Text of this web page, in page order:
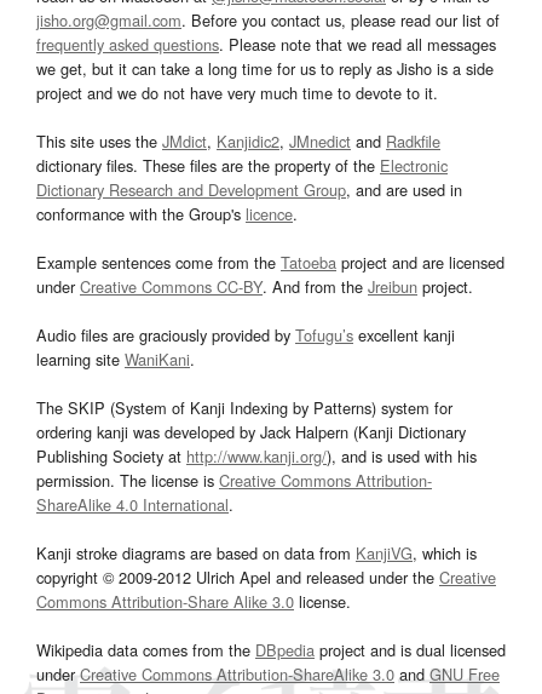
jisho.org@gmail.com. Before you contact us, please read our list of
frequently asked questions. Please note that we read all messages
we get, but it can take a long time for us to reply as Jisho is a side
project and we do not have very much time to devote to it.
This site uses the JMdict, Kanjidic2, JMnedict and Radkfile
dictionary files. These files are the property of the Electronic
Dictionary Research and Development Group, and are used in
conformance with the Group's licence.
Example sentences come from the Tatoeba project and are licensed
underCreative Commons CC-BY. And from the Jreibun project.
Audio files are graciously provided by Tofugu’s excellent kanji
learning site WaniKani.
The SKIP (System of Kanji Indexing by Patterns) system for
ordering kanji was developed by Jack Halpern (Kanji Dictionary
Publishing Society at http://www.kanji.org/), and is used with his
permission. The license is Creative Commons Attribution-
ShareAlike 4.0 International.
Kanji stroke diagrams are based on data from KanjiVG, which is
copyright © 2009-2012 Ulrich Apel and released under the Creative
Commons Attribution-Share Alike 3.0 license.
Wikipedia data comes from the DBpedia project and is dual licensed
underCreative Commons Attribution-ShareAlike 3.0and GNU Free